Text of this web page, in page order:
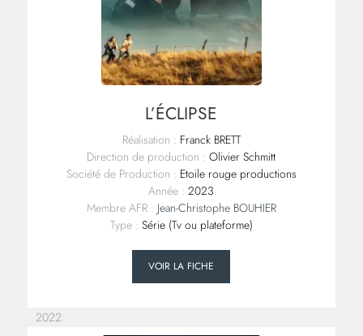
L’ÉCLIPSE
Réalisation : Franck BRETT
Direction de production : Olivier Schmitt
Société de Production : Etoile rouge productions
Année : 2023
Membre AFR : Jean-Christophe BOUHIER
Type : Série (Tv ou plateforme)
VOIR LA FICHE
2022